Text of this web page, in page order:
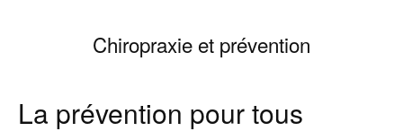
Chiropraxie et prévention
La prévention pour tous